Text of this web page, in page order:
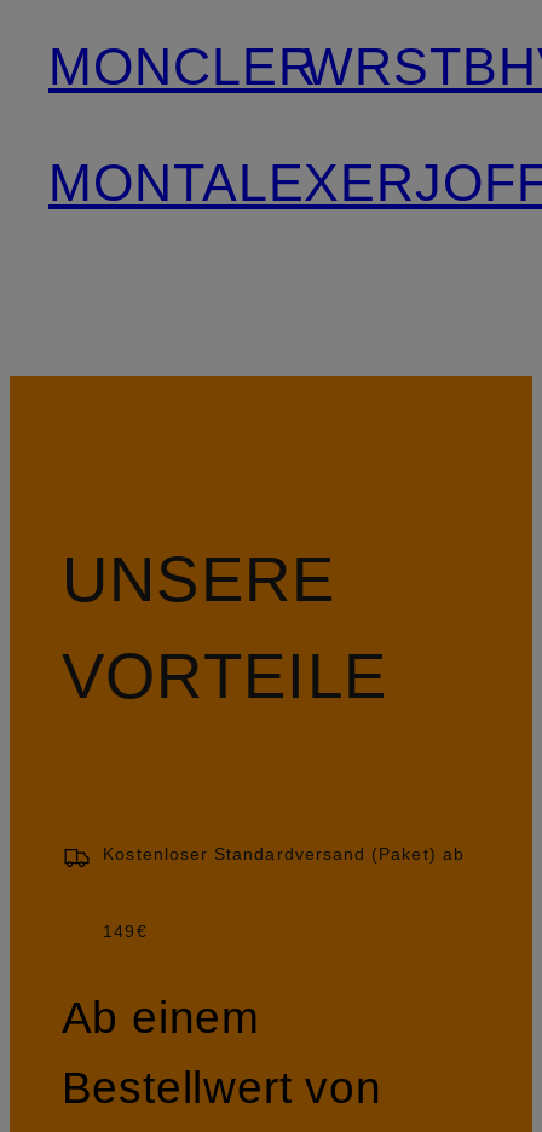
MONCLER
MONTALE
UNSERE
VORTEILE
Kostenloser Standardversand (Paket) ab
149€
Ab einem
Bestellwert von